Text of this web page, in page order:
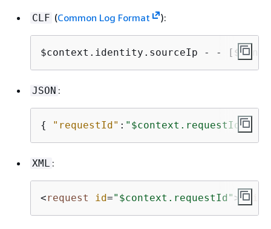
CLF (Common Log Format ):
$context.identity.sourceIp - -
JSON :
{ "requestId" : "$context.requestId",
XML :
<request id="$context.requestId" > <